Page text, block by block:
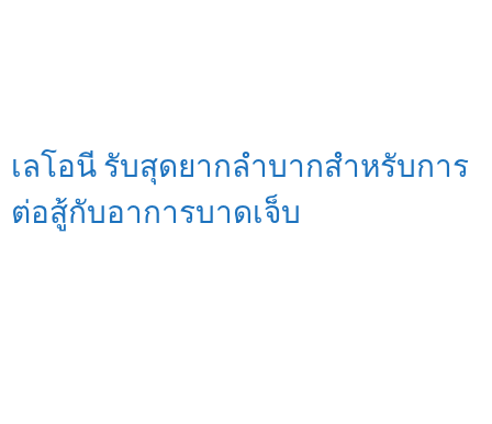
เลโอนี รับสุดยากลำบากสำหรับการ
ต่อสู้กับอาการบาดเจ็บ